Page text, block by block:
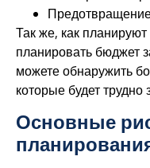
Так же, как
планировать бюджет
можете обнаружить
которые будет трудно
Основные